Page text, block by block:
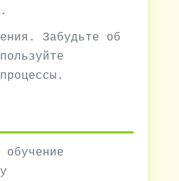
Забудьте об
обучение